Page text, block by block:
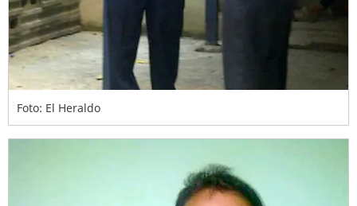
Foto: El Heraldo